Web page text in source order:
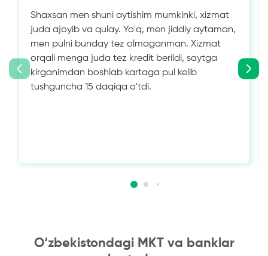
Shaxsan men shuni aytishim mumkinki, xizmat
juda ajoyib va ​​qulay. Yo'q, men jiddiy aytaman,
men pulni bunday tez olmaganman. Xizmat
orqali menga juda tez kredit berildi, saytga
kirganimdan boshlab kartaga pul kelib
tushguncha 15 daqiqa o'tdi.
O‘zbekistondagi MKT va banklar